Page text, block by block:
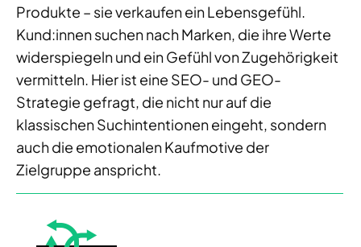
Produkte – sie verkaufen ein Lebensgefühl.
Kund:innen suchen nach Marken, die ihre Werte
widerspiegeln und ein Gefühl von Zugehörigkeit
vermitteln. Hier ist eine SEO- und GEO-
Strategie gefragt, die nicht nur auf die
klassischen Suchintentionen eingeht, sondern
auch die emotionalen Kaufmotive der
Zielgruppe anspricht.